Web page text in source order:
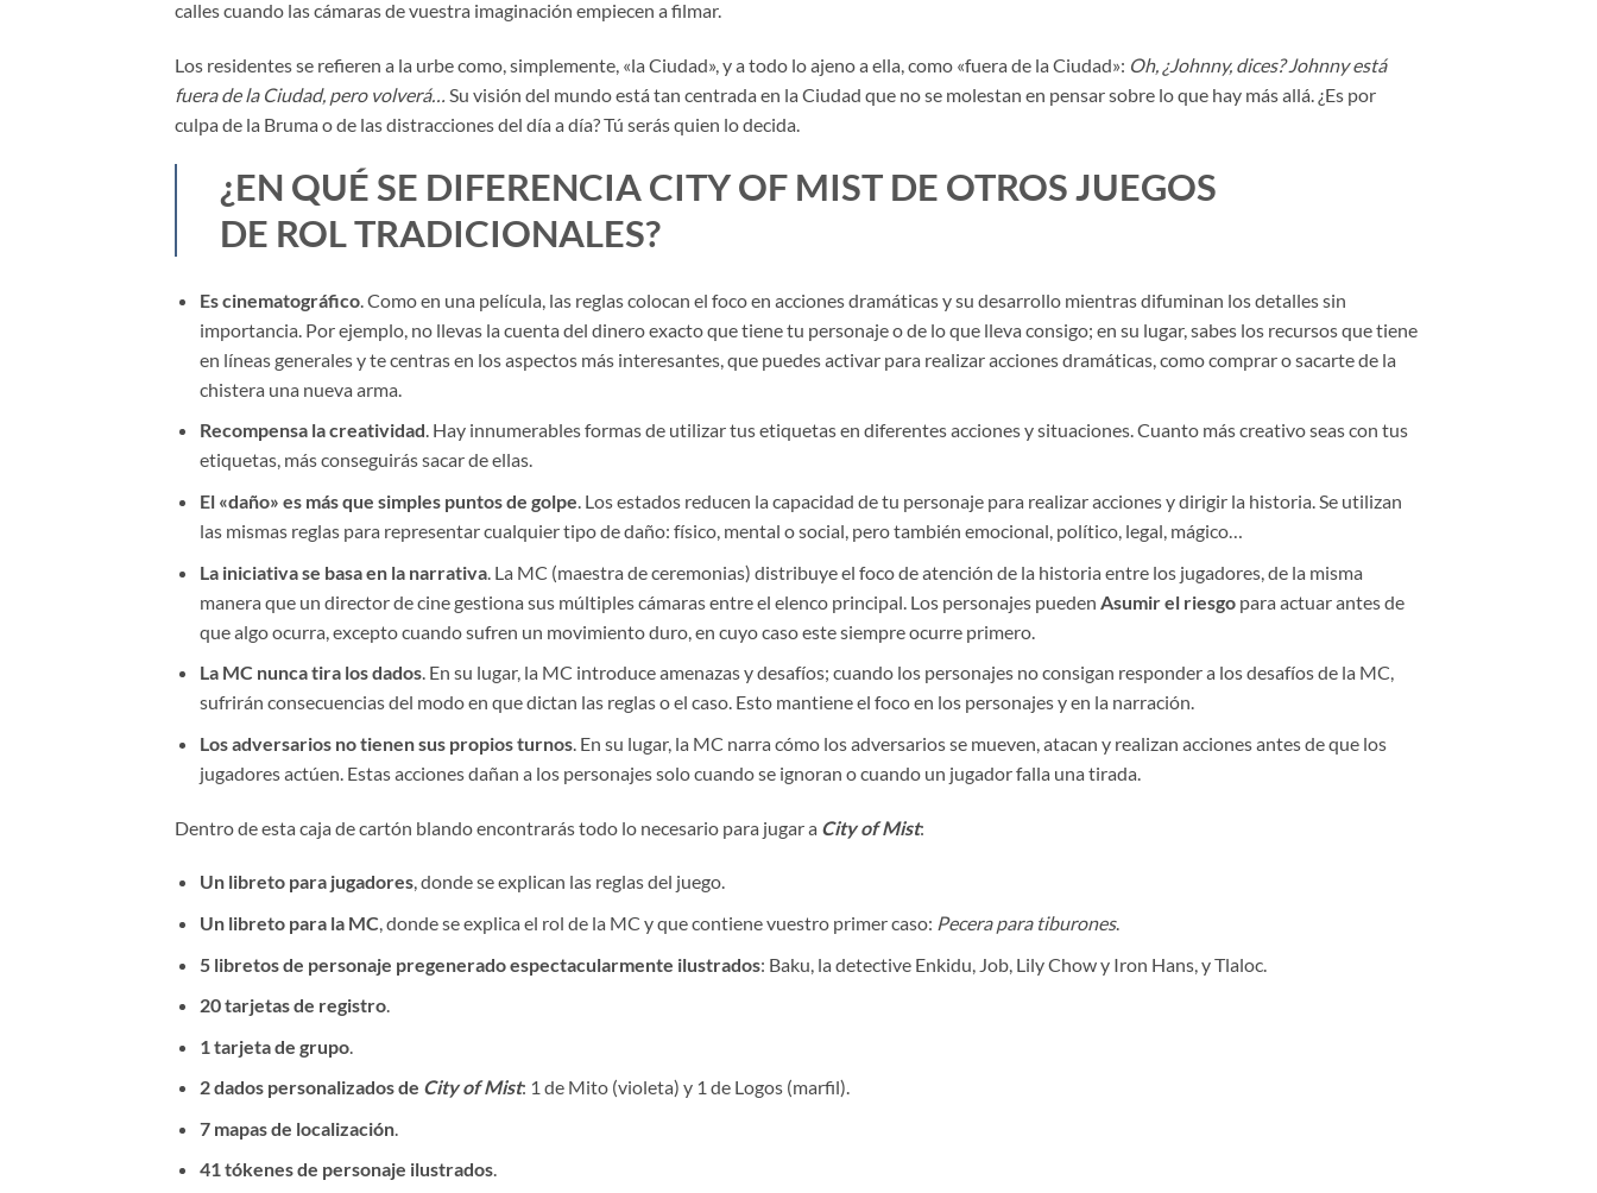
calles cuando las cámaras de vuestra imaginación empiecen a filmar.
Los residentes se refieren a la urbe como, simplemente, «la Ciudad», y a todo lo ajeno a ella, como «fuera de la Ciudad»: Oh, ¿Johnny, dices? Johnny está
fuera de la Ciudad, pero volverá… Su visión del mundo está tan centrada en la Ciudad que no se molestan en pensar sobre lo que hay más allá. ¿Es por
culpa de la Bruma o de las distracciones del día a día? Tú serás quien lo decida.
¿EN QUÉ SE DIFERENCIA CITY OF MIST DE OTROS JUEGOS
DE ROL TRADICIONALES?
Es cinematográfico. Como en una película, las reglas colocan el foco en acciones dramáticas y su desarrollo mientras difuminan los detalles sin
importancia. Por ejemplo, no llevas la cuenta del dinero exacto que tiene tu personaje o de lo que lleva consigo; en su lugar, sabes los recursos que tiene
en líneas generales y te centras en los aspectos más interesantes, que puedes activar para realizar acciones dramáticas, como comprar o sacarte de la
chistera una nueva arma.
Recompensa la creatividad. Hay innumerables formas de utilizar tus etiquetas en diferentes acciones y situaciones. Cuanto más creativo seas con tus
etiquetas, más conseguirás sacar de ellas.
El «daño» es más que simples puntos de golpe. Los estados reducen la capacidad de tu personaje para realizar acciones y dirigir la historia. Se utilizan
las mismas reglas para representar cualquier tipo de daño: físico, mental o social, pero también emocional, político, legal, mágico…
La iniciativa se basa en la narrativa. La MC (maestra de ceremonias) distribuye el foco de atención de la historia entre los jugadores, de la misma
manera que un director de cine gestiona sus múltiples cámaras entre el elenco principal. Los personajes pueden Asumir el riesgopara actuar antes de
que algo ocurra, excepto cuando sufren un movimiento duro, en cuyo caso este siempre ocurre primero.
La MC nunca tira los dados. En su lugar, la MC introduce amenazas y desafíos; cuando los personajes no consigan responder a los desafíos de la MC,
sufrirán consecuencias del modo en que dictan las reglas o el caso. Esto mantiene el foco en los personajes y en la narración.
Los adversarios no tienen sus propios turnos. En su lugar, la MC narra cómo los adversarios se mueven, atacan y realizan acciones antes de que los
jugadores actúen. Estas acciones dañan a los personajes solo cuando se ignoran o cuando un jugador falla una tirada.
Dentro de esta caja de cartón blando encontrarás todo lo necesario para jugar a City of Mist:
Un libreto para jugadores, donde se explican las reglas del juego.
Un libreto para la MC, donde se explica el rol de la MC y que contiene vuestro primer caso: Pecera para tiburones.
5 libretos de personaje pregenerado espectacularmente ilustrados: Baku, la detective Enkidu, Job, Lily Chow y Iron Hans, y Tlaloc.
20 tarjetas de registro.
1 tarjeta de grupo.
2 dados personalizados de City of Mist: 1 de Mito (violeta) y 1 de Logos (marfil).
7 mapas de localización.
41 tókenes de personaje ilustrados.